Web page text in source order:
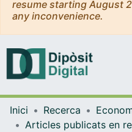
resume starting August
any inconvenience.
Inici Recerca